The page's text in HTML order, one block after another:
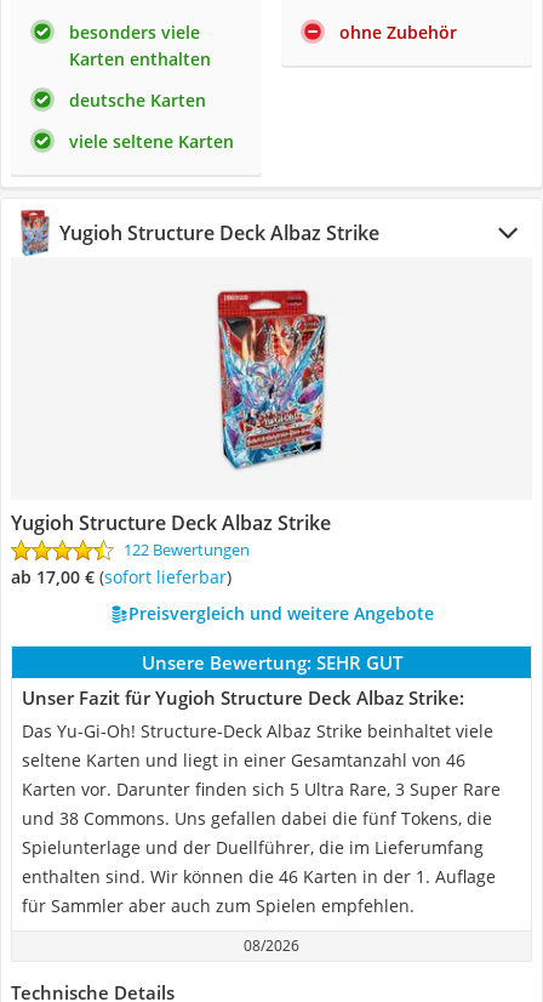
besonders viele
Karten enthalten
deutsche Karten
viele seltene Karten
ohne Zubehör
Yugioh Structure Deck Albaz Strike
Yugioh Structure Deck Albaz Strike
122 Bewertungen
ab 17,00 € ( Sofort lieferbar)
Preisvergleich und weitere Angebote
Unsere Bewertung: SEHR GUT
Unser Fazit für Yugioh Structure Deck Albaz Strike:
Das Yu-Gi-Oh! Structure-Deck Albaz Strike beinhaltet viele
seltene Karten und liegt in einer Gesamtanzahl von 46
Karten vor. Darunter finden sich 5 Ultra Rare, 3 Super Rare
und 38 Commons. Uns gefallen dabei die fünf Tokens, die
Spielunterlage und der Duellführer, die im Lieferumfang
enthalten sind. Wir können die 46 Karten in der 1. Auflage
für Sammler aber auch zum Spielen empfehlen.
08/2026
Technische Details